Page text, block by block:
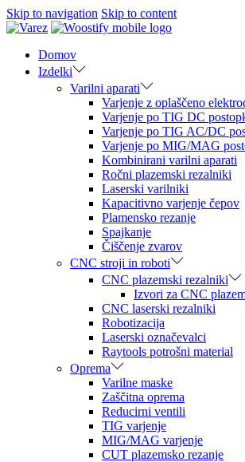
Skip to navigation Skip to content
Domov
Izdelki
Varilni aparati
Varjenje z oplaščeno
Varjenje po TIG DC
Varjenje po TIG AC/DC
Varjenje po MIG/MAG
Kombinirani varilni aparati
Ročni plazemski rezalniki
Laserski varilniki
Kapacitivno varjenje čepov
Plamensko rezanje
Spajkanje
Čiščenje zvarov
CNC stroji in roboti
CNC plazemski rezalniki
Izvori za CNC
CNC laserski rezalniki
Robotizacija
Laserski označevalci
Raytools potrošni material
Oprema
Varilne maske
Zaščitna oprema
Reducirni ventili
TIG varjenje
MIG/MAG varjenje
CUT plazemsko rezanje